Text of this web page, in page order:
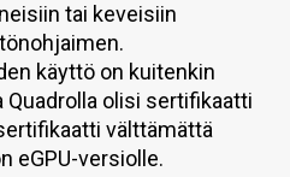
tai keveisiin
käyttö on kuitenkin
Quadrolla olisi sertifikaatti
välttämättä
eGPU-versiolle.